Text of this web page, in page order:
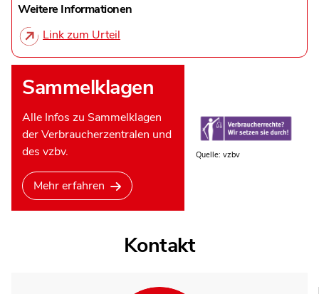
Weitere Informationen
Link zum Urteil
Sammelklagen
Alle Infos zu Sammelklagen
der Verbraucherzentralen und
des vzbv.
Mehr erfahren
Quelle: vzbv
Kontakt